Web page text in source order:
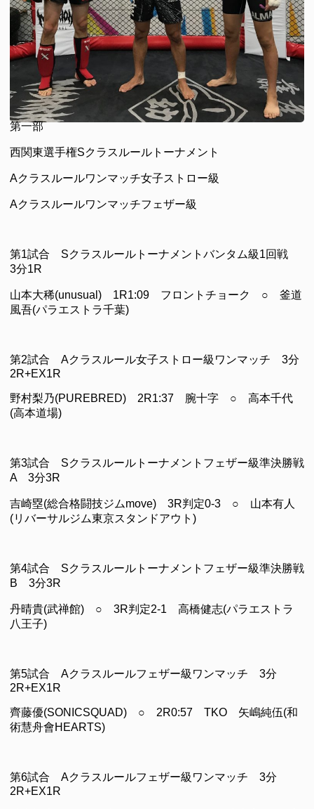
第一部
西関東選手権Sクラスルールトーナメント
Aクラスルールワンマッチ女子ストロー級
Aクラスルールワンマッチフェザー級
第1試合 Sクラスルールトーナメントバンタム級1回戦
3分1R
山本大稀(unusual) 1R1:09 フロントチョーク ○ 釜道
風吾(パラエストラ千葉)
第2試合 Aクラスルール女子ストロー級ワンマッチ 3分
2R+EX1R
野村梨乃(PUREBRED) 2R1:37 腕十字 ○ 高本千代
(高本道場)
第3試合 Sクラスルールトーナメントフェザー級準決勝戦
A 3分3R
吉崎塁(総合格闘技ジムmove) 3R判定0-3 ○ 山本有人
(リバーサルジム東京スタンドアウト)
第4試合 Sクラスルールトーナメントフェザー級準決勝戦
B 3分3R
丹晴貴(武禅館) ○ 3R判定2-1 高橋健志(パラエストラ
八王子)
第5試合 Aクラスルールフェザー級ワンマッチ 3分
2R+EX1R
齊藤優(SONICSQUAD) ○ 2R0:57 TKO 矢嶋純伍(和
術慧舟會HEARTS)
第6試合 Aクラスルールフェザー級ワンマッチ 3分
2R+EX1R